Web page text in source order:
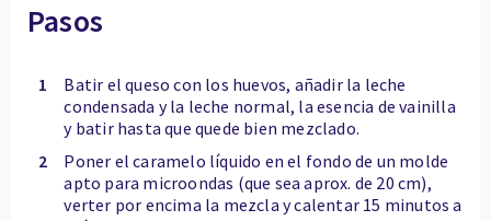
Pasos
1
Batir el queso con los huevos, añadir la leche
condensada y la leche normal, la esencia de vainilla
y batir hasta que quede bien mezclado.
2
Poner el caramelo líquido en el fondo de un molde
apto para microondas (que sea aprox. de 20 cm),
verter por encima la mezcla y calentar 15 minutos a